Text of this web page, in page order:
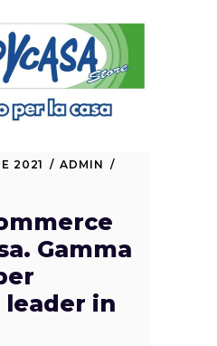
2021
ADMIN
Gamma
in